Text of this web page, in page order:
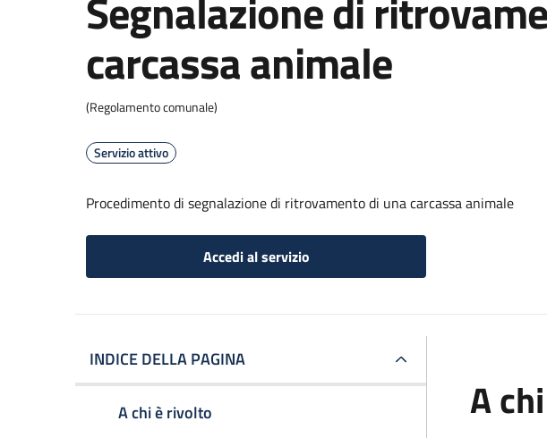
carcassa animale
(Regolamento comunale)
Servizio attivo
Procedimento di segnalazione di ritrovamento di una carcassa animale
Accedi al servizio
INDICE DELLA PAGINA
A chi è rivolto
A